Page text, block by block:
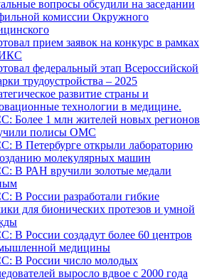
вопросы обсудили на заседании
комиссии Окружного
прием заявок на конкурс в рамках
федеральный этап Всероссийской
трудоустройства – 2025
развитие страны и
технологии в медицине.
Более 1 млн жителей новых регионов
полисы ОМС
В Петербурге открыли лабораторию
молекулярных машин
В РАН вручили золотые медали
В России разработали гибкие
для бионических протезов и умной
В России создадут более 60 центров
медицины
В России число молодых
выросло вдвое с 2000 года